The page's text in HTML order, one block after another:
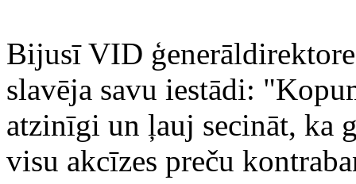
Bijusī VID
slavēja savu iestādi:
atzinīgi un ļauj secināt, ka
visu akcīzes preču